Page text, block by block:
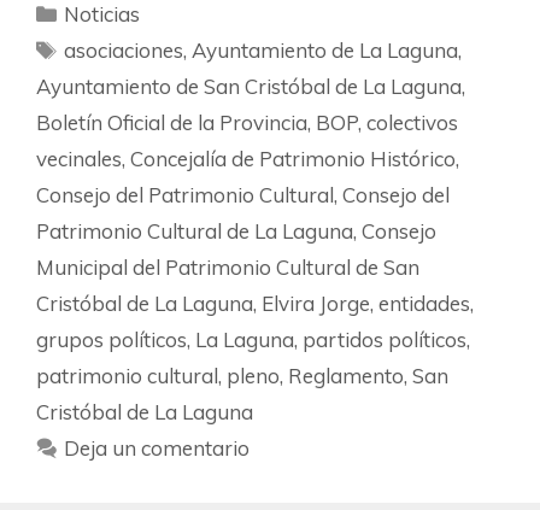
Noticias
asociaciones,Ayuntamiento de La Laguna,
Ayuntamiento de San Cristóbal de La Laguna,
Boletín Oficial de la Provincia, BOP, colectivos
vecinales, Concejalía de Patrimonio Histórico,
Consejo del Patrimonio Cultural, Consejo del
Patrimonio Cultural de La Laguna, Consejo
Municipal del Patrimonio Cultural de San
Cristóbal de La Laguna, Elvira Jorge, entidades,
grupos políticos, La Laguna, partidos políticos,
patrimonio cultural, pleno, Reglamento, San
Cristóbal de La Laguna
Deja un comentario